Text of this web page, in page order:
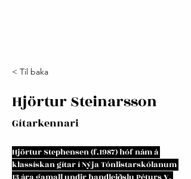
< Til baka
Hjörtur Steinarsson
Gítarkennari
Hjörtur Stephensen (f.1987) hóf nám á
klassískan gítar í Nýja Tónlistarskólanum